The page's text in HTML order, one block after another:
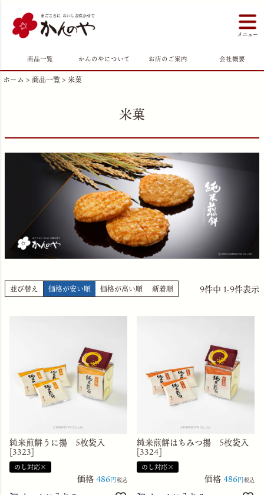
商品一覧 かんのやについて お店のご案内 会社概要
ホーム 商品一覧 米菓
米菓
並び替え 価格が安い順 価格が高い順 新着順 9件中 1-9件表示
純米煎餅うに揚 5枚袋入
[3323]
のし対応×
価格486 税込
純米煎餅はちみつ揚 5枚袋入
[3324]
のし対応×
価格486 税込